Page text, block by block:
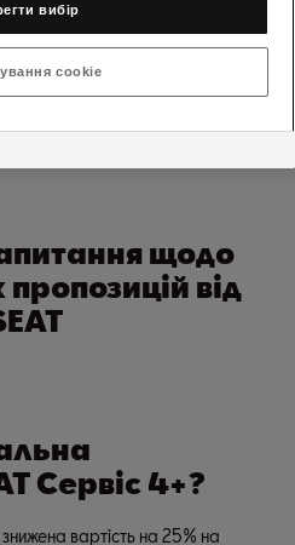
щодо
від
Сервіс 4+?
вартість на 25% на
вибір
cookie